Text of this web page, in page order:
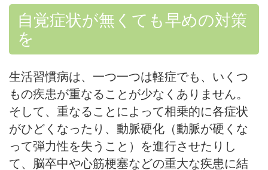
自覚症状が無くても早めの対策
を
生活習慣病は、一つ一つは軽症でも、いくつ
もの疾患が重なることが少なくありません。
そして、重なることによって相乗的に各症状
がひどくなったり、動脈硬化（動脈が硬くな
って弾力性を失うこと）を進行させたりし
て、脳卒中や心筋梗塞などの重大な疾患に結